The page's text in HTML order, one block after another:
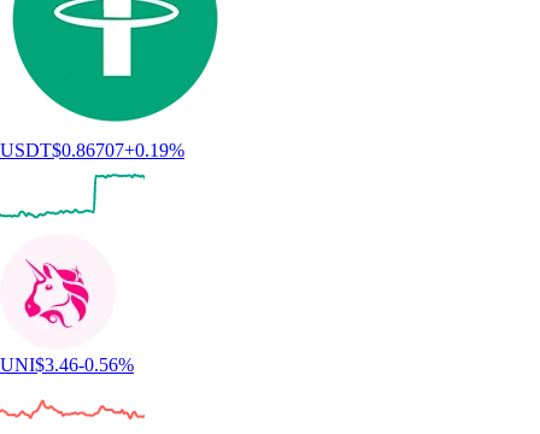
USDT$0.86707+0.19%
UNI$3.46-0.56%